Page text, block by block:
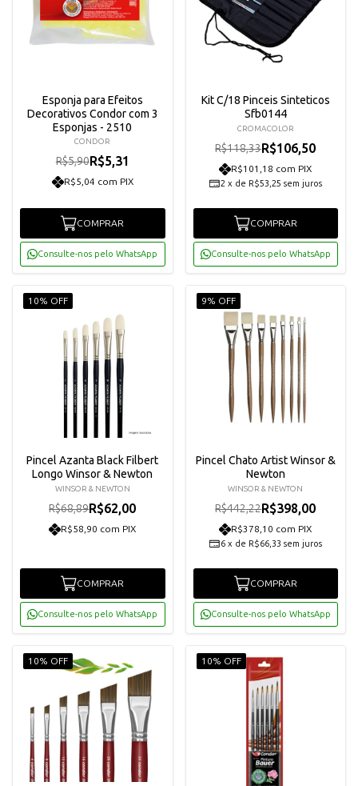
Esponja para Efeitos
Decorativos Condor com 3
Esponjas - 2510
CONDOR
R$5,90R$5,31
R$5,04 com PIX
COMPRAR
Consulte-nos pelo WhatsApp
Kit C/18 Pinceis Sinteticos
Sfb0144
CROMACOLOR
R$118,33R$106,50
R$101,18 com PIX
2 x de R$53,25 sem juros
COMPRAR
Consulte-nos pelo WhatsApp
10% OFF
Pincel Azanta Black Filbert
Longo Winsor & Newton
WINSOR & NEWTON
R$68,89R$62,00
R$58,90 com PIX
COMPRAR
Consulte-nos pelo WhatsApp
9% OFF
Pincel Chato Artist Winsor &
Newton
WINSOR & NEWTON
R$442,22R$398,00
R$378,10 com PIX
6 x de R$66,33 sem juros
COMPRAR
Consulte-nos pelo WhatsApp
10% OFF 10% OFF